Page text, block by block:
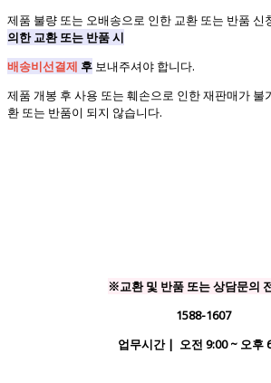
제품 불량 또는 오배송으로 인한 교환 또는 반품 신
의한 교환 또는 반품 시
배송비선결제 후 보내주셔야 합니다.
제품 개봉 후 사용 또는 훼손으로 인한 재판매가 불
환 또는 반품이 되지 않습니다.
※교환 및 반품 또는 상담문의
1588-1607
업무시간 | 오전 9:00 ~ 오후